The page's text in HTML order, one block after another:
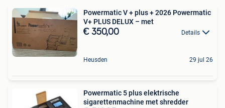
Powermatic V + plus + 2026 Powermatic
V+ PLUS DELUX – met
€ 350,00 Details
Heusden 29 jul 26
Powermatic 5 plus elektrische
sigarettenmachine met shredder